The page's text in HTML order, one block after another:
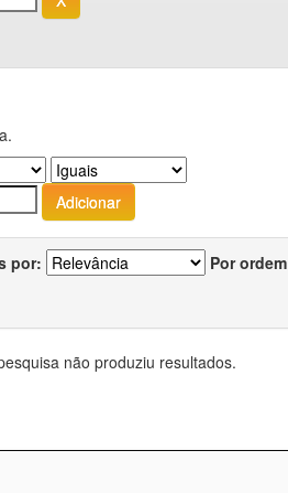
por: Por ordem
não produziu resultados.